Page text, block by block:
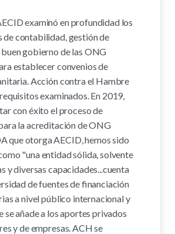
examinó en profundidad los
de contabilidad, gestión de
gobierno de las ONG
establecer convenios de
Acción contra el Hambre
examinados. En 2019,
con éxito el proceso de
la acreditación de ONG
que otorga AECID, hemos sido
"una entidad sólida, solvente
y diversas capacidades...cuenta
de fuentes de financiación
a nivel público internacional y
se añade a los aportes privados
y de empresas. ACH se